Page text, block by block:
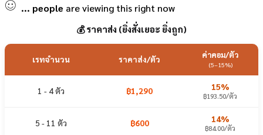
... people are viewing this right now
💰 ราคาส่ง (ยิ่งสั่งเยอะ ยิ่งถูก)
เรทจำนวน ราคาส่ง/ตัว ค่าคอม/ตัว
(5–15%)
1 - 4 ตัว ฿1,290 15%
฿193.50/ตัว
5 - 11 ตัว ฿600 14%
฿84.00/ตัว